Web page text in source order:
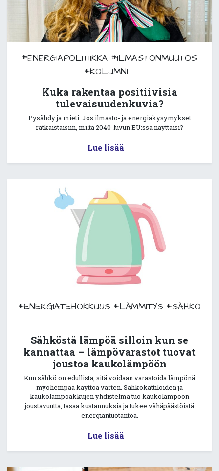
#ENERGIAPOLITIIKKA #ILMASTONMUUTOS
#KOLUMNI
Kuka rakentaa positiivisia
tulevaisuudenkuvia?
Pysähdy ja mieti. Jos ilmasto- ja energiakysymykset
ratkaistaisiin, miltä 2040-luvun EU:ssa näyttäisi?
Lue lisää
#ENERGIATEHOKKUUS #LÄMMITYS #SÄHKÖ
Sähköstä lämpöä silloin kun se
kannattaa – lämpövarastot tuovat
joustoa kaukolämpöön
Kun sähkö on edullista, sitä voidaan varastoida lämpönä
myöhempää käyttöä varten. Sähkökattiloiden ja
kaukolämpöakkujen yhdistelmä tuo kaukolämpöön
joustavuutta, tasaa kustannuksia ja tukee vähäpäästöistä
energiantuotantoa.
Lue lisää